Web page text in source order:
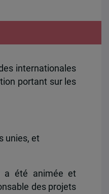
internationales
portant sur les
unies, et
a été animée et
des projets